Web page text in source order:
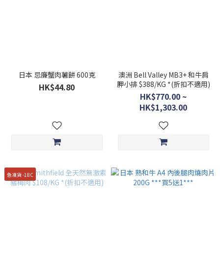
日本 忌廉蟹肉薯餅 600克
HK$44.80
澳洲 Bell Valley MB3+ 和牛肩
胛小排 $388/KG *(折扣不適用)
HK$770.00 ~
HK$1,303.00
急凍貨 -18C